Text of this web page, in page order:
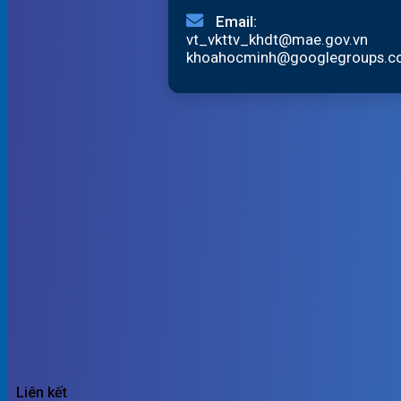
Email:
vt_vkttv_khdt@mae.gov.vn
Liên kết